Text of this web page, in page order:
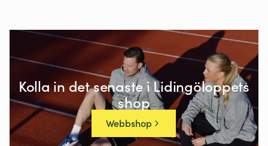
Kolla in det senaste i Lidingöloppets
shop
Webbshop